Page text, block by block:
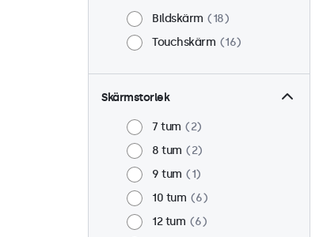
Bildskärm
18
Touchskärm
16
Skärmstorlek
7 tum
2
8 tum
2
9 tum
1
10 tum
6
12 tum
6